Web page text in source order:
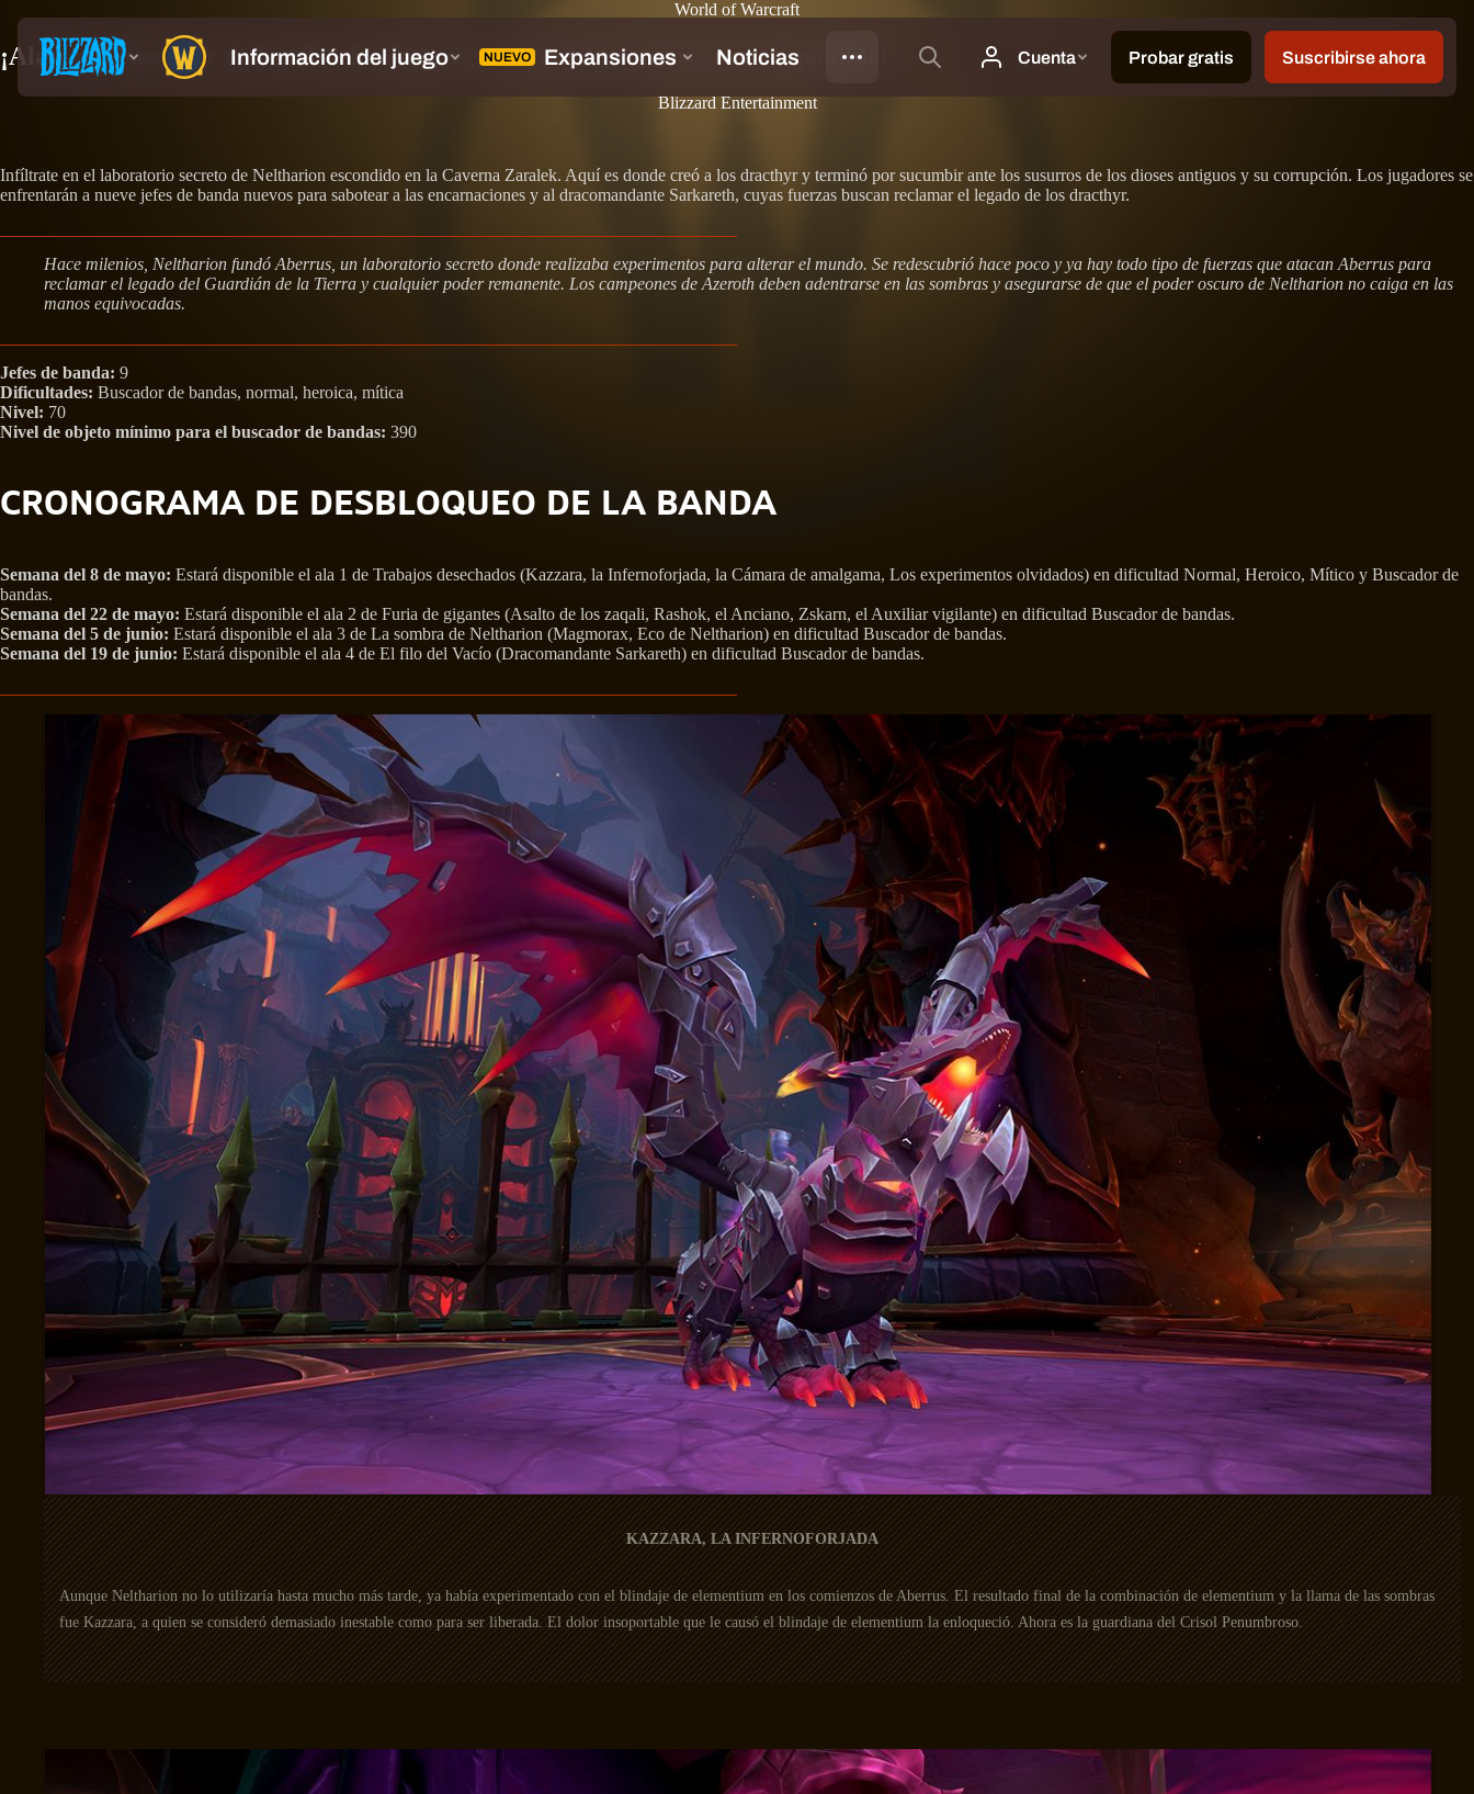
World of Warcraft
¡Ala 4 del buscador de bandas de Aberrus, el Crisol Penumbroso ya disponible!
Blizzard Entertainment
Infíltrate en el laboratorio secreto de Neltharion escondido en la Caverna Zaralek. Aquí es donde creó a los dracthyr y terminó por sucumbir ante los susurros de los dioses antiguos y su corrupción. Los jugadores se
enfrentarán a nueve jefes de banda nuevos para sabotear a las encarnaciones y al dracomandante Sarkareth, cuyas fuerzas buscan reclamar el legado de los dracthyr.
Hace milenios, Neltharion fundó Aberrus, un laboratorio secreto donde realizaba experimentos para alterar el mundo. Se redescubrió hace poco y ya hay todo tipo de fuerzas que atacan Aberrus para
reclamar el legado del Guardián de la Tierra y cualquier poder remanente. Los campeones de Azeroth deben adentrarse en las sombras y asegurarse de que el poder oscuro de Neltharion no caiga en las
manos equivocadas.
Jefes de banda: 9
Dificultades: Buscador de bandas, normal, heroica, mítica
Nivel: 70
Nivel de objeto mínimo para el buscador de bandas: 390
CRONOGRAMA DE DESBLOQUEO DE LA BANDA
Semana del 8 de mayo: Estará disponible el ala 1 de Trabajos desechados (Kazzara, la Infernoforjada, la Cámara de amalgama, Los experimentos olvidados) en dificultad Normal, Heroico, Mítico y Buscador de
bandas.
Semana del 22 de mayo: Estará disponible el ala 2 de Furia de gigantes (Asalto de los zaqali, Rashok, el Anciano, Zskarn, el Auxiliar vigilante) en dificultad Buscador de bandas.
Semana del 5 de junio: Estará disponible el ala 3 de La sombra de Neltharion (Magmorax, Eco de Neltharion) en dificultad Buscador de bandas.
Semana del 19 de junio: Estará disponible el ala 4 de El filo del Vacío (Dracomandante Sarkareth) en dificultad Buscador de bandas.
KAZZARA, LA INFERNOFORJADA
Aunque Neltharion no lo utilizaría hasta mucho más tarde, ya había experimentado con el blindaje de elementium en los comienzos de Aberrus. El resultado final de la combinación de elementium y la llama de las sombras
fue Kazzara, a quien se consideró demasiado inestable como para ser liberada. El dolor insoportable que le causó el blindaje de elementium la enloqueció. Ahora es la guardiana del Crisol Penumbroso.